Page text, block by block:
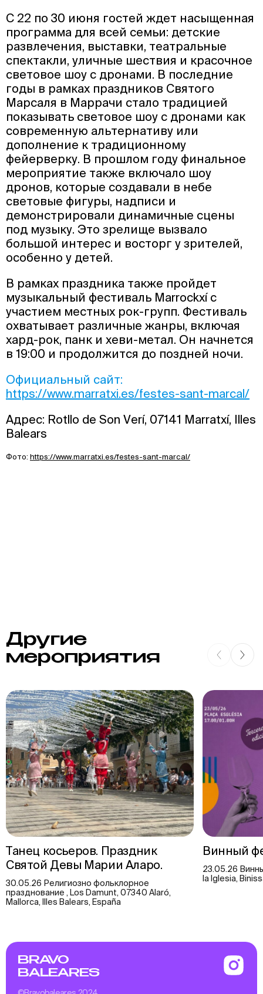
С 22 по 30 июня гостей ждет насыщенная
программа для всей семьи: детские
развлечения, выставки, театральные
спектакли, уличные шествия и красочное
световое шоу с дронами. В последние
годы в рамках праздников Святого
Марсаля в Маррачи стало традицией
показывать световое шоу с дронами как
современную альтернативу или
дополнение к традиционному
фейерверку. В прошлом году финальное
мероприятие также включало шоу
дронов, которые создавали в небе
световые фигуры, надписи и
демонстрировали динамичные сцены
под музыку. Это зрелище вызвало
большой интерес и восторг у зрителей,
особенно у детей.
В рамках праздника также пройдет
музыкальный фестиваль Marrockxí с
участием местных рок-групп. Фестиваль
охватывает различные жанры, включая
хард-рок, панк и хеви-метал. Он начнется
в 19:00 и продолжится до поздней ночи.
Официальный сайт:
https://www.marratxi.es/festes-sant-marcal/
Адрес: Rotllo de Son Verí, 07141 Marratxí, Illes
Balears
Фото: https://www.marratxi.es/festes-sant-marcal/
Другие
мероприятия
Танец косьеров. Праздник
Святой Девы Марии Аларо.
30.05.26 Религиозно фольклорное
празднование , Los Damunt, 07340 Alaró,
Mallorca, Illes Balears, España
Винный
23.05.26
la Iglesia,
BRAVO
BALEARES